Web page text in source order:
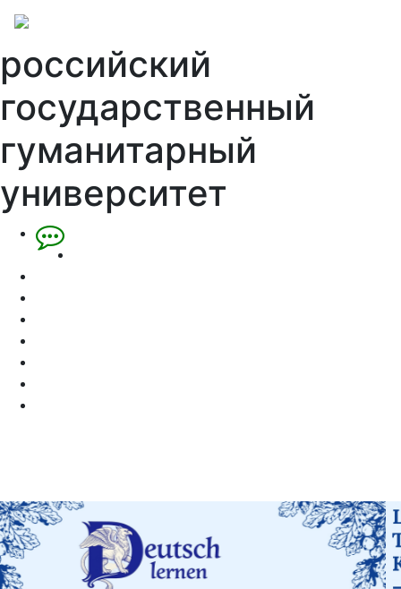
российский
государственный
гуманитарный
университет